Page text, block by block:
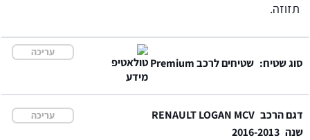
תזוזה.
סוג שטיח: שטיחים לרכב Premium
עריכה
דגם הרכב RENAULT LOGAN MCV
שנה 2016-2013
עריכה